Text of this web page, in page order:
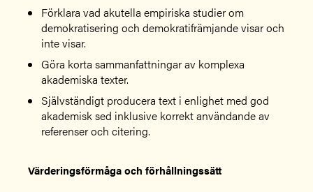
Förklara vad akutella empiriska studier om
demokratisering och demokratifrämjande visar och
inte visar.
Göra korta sammanfattningar av komplexa
akademiska texter.
Självständigt producera text i enlighet med god
akademisk sed inklusive korrekt användande av
referenser och citering.
Värderingsförmåga och förhållningssätt